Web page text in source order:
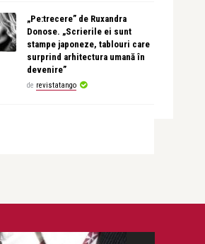
„Pe:trecere” de Ruxandra
Donose. „Scrierile ei sunt
stampe japoneze, tablouri care
surprind arhitectura umană în
devenire”
de revistatango